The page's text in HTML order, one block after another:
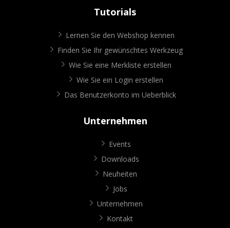
Tutorials
Lernen Sie den Webshop kennen
Finden Sie Ihr gewünschtes Werkzeug
Wie Sie eine Merkliste erstellen
Wie Sie ein Login erstellen
Das Benutzerkonto im Ueberblick
Unternehmen
Events
Downloads
Neuheiten
Jobs
Unternehmen
Kontakt